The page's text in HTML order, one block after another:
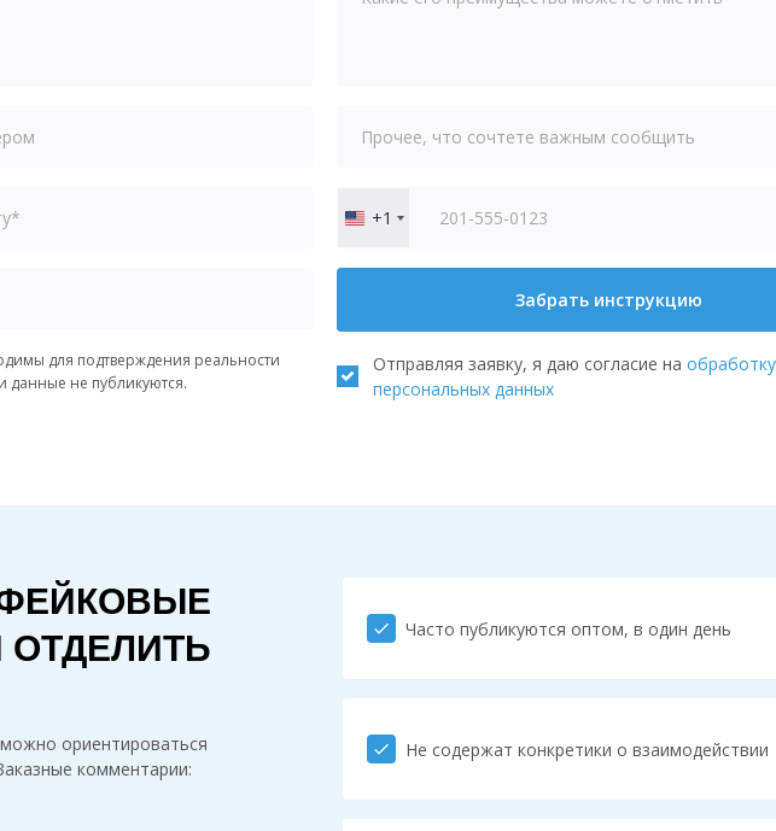
для подтверждения реальности
данные не публикуются.
United
+1
Забрать инструкцию
Отправляя заявку, я даю согласие на обработку
персональных данных
ОТДЕЛИТЬ
ориентироваться
комментарии:
check Часто публикуются оптом, в один день
check Не содержат конкретики о взаимодействии